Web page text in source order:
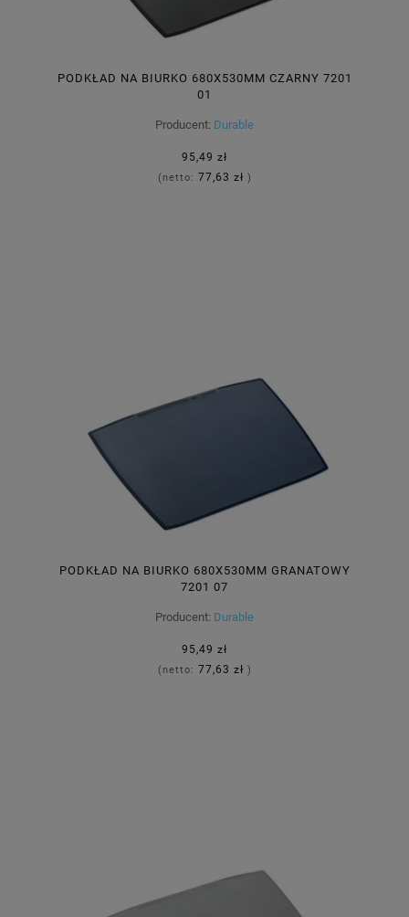
PODKŁAD NA BIURKO 680X530MM CZARNY 7201
01
Producent: Durable
95,49 zł
(netto: 77,63 zł )
PODKŁAD NA BIURKO 680X530MM GRANATOWY
7201 07
Producent: Durable
95,49 zł
(netto: 77,63 zł )